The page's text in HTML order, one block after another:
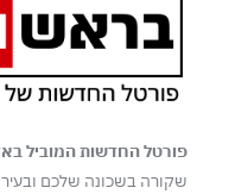
פורטל החדשות המוביל
שקורה בשכונה שלכם